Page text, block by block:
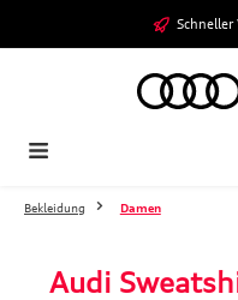
Zum Hauptinhalt springen Schneller
Bekleidung Damen
Audi